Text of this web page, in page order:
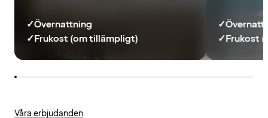
✓Övernattning
✓Frukost (om tillämpligt)
✓
✓Frukost
Våra erbjudanden